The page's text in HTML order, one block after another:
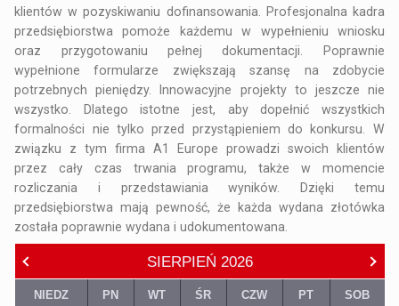
klientów w pozyskiwaniu dofinansowania. Profesjonalna kadra
przedsiębiorstwa pomoże każdemu w wypełnieniu wniosku
oraz przygotowaniu pełnej dokumentacji. Poprawnie
wypełnione formularze zwiększają szansę na zdobycie
potrzebnych pieniędzy. Innowacyjne projekty to jeszcze nie
wszystko. Dlatego istotne jest, aby dopełnić wszystkich
formalności nie tylko przed przystąpieniem do konkursu. W
związku z tym firma A1 Europe prowadzi swoich klientów
przez cały czas trwania programu, także w momencie
rozliczania i przedstawiania wyników. Dzięki temu
przedsiębiorstwa mają pewność, że każda wydana złotówka
została poprawnie wydana i udokumentowana.
SIERPIEŃ 2026
NIEDZ PN WT ŚR CZW PT SOB